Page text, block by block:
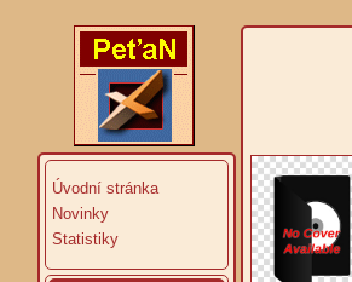
Úvodní stránka
Novinky
Statistiky